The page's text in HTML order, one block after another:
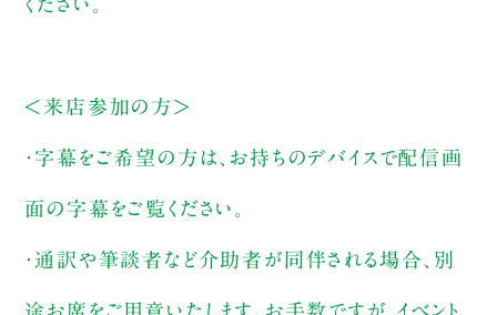
ください。
＜来店参加の方＞
・字幕をご希望の方は、お持ちのデバイスで配信画
面の字幕をご覧ください。
・通訳や筆談者など介助者が同伴される場合、別
途お席をご用意いたします。お手数ですが、イベント